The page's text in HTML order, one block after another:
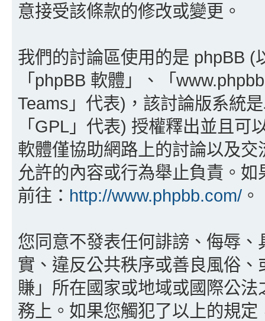
意接受該條款的修改或變更。
我們的討論區使用的是 phpBB
「phpBB 軟體」、「
Teams」代表)，該討論版系統
「GPL」代表) 授權釋出並且可
軟體僅協助網路上的討論以及
允許的內容或行為舉止負責。
前往： http://www.phpbb.com/ 。
您同意不發表任何誹謗、侮辱
實、違反公共秩序或善良風俗
賺」所在國家或地域或國際公
務上。如果您觸犯了以上的規